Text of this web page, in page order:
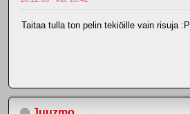
Taitaa tulla ton pelin tekiöille vain risuja :P